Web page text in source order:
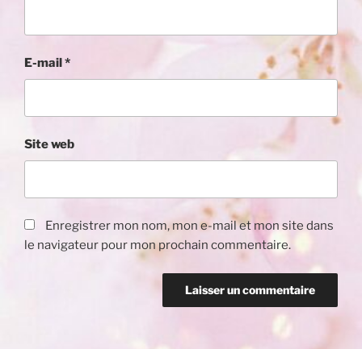
E-mail *
Site web
Enregistrer mon nom, mon e-mail et mon site dans
le navigateur pour mon prochain commentaire.